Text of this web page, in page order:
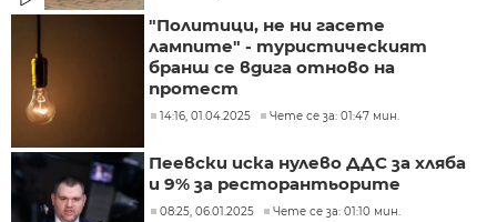
"Политици, не ни гасете
лампите" - туристическият
бранш се вдига отново на
протест
14:16, 01.04.2025 Чете се за: 01:47 мин.
Пеевски иска нулево ДДС за хляба
и 9% за ресторантьорите
08:25, 06.01.2025 Чете се за: 01:10 мин.